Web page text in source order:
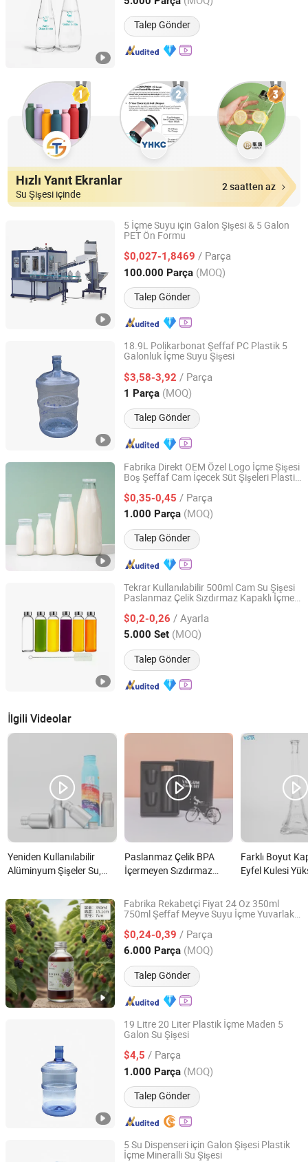
Talep Gönder
Jiangsu, China Fiyat 2018
Hızlı Yanıt Ekranlar
Su Şişesi içinde
2 saatten az
5 İçme Suyu için Galon Şişesi & 5 Galon
PET Ön Formu
$0,027-1,8469 / Parça
100.000 Parça (MOQ)
Talep Gönder
Changshengda Machinery (Zhejiang) Co., Ltd.
Zhejiang, China Fiyat 2005
18.9L Polikarbonat Şeffaf PC Plastik 5
Galonluk İçme Suyu Şişesi
$3,58-3,92 / Parça
1 Parça (MOQ)
Talep Gönder
Shenzhen Shine Dew Technology Co., Ltd.
Guangdong, China Fiyat 2006
Fabrika Direkt OEM Özel Logo İçme Şişesi
Boş Şeffaf Cam İçecek Süt Şişeleri Plastik
$0,35-0,45 / Parça
1.000 Parça (MOQ)
Talep Gönder
Xuzhou Honghua Glass Technology Co., Ltd.
Jiangsu, China Fiyat 2025
Tekrar Kullanılabilir 500ml Cam Su Şişesi
Paslanmaz Çelik Sızdırmaz Kapaklı İçme
$0,2-0,26 / Ayarla
5.000 Set (MOQ)
Talep Gönder
Xuzhou Huajing Glass Products Co., Ltd.
Jiangsu, China Fiyat 2015
İlgili Videolar
Yeniden Kullanılabilir
Alüminyum Şişeler Su,
Taşınabilir nedir?
Paslanmaz Çelik BPA
İçermeyen Sızdırmaz
Seti İçecek Kupaları
Modern Seyahat
Markalama Sıcak nedir?
Farklı Boyut
Eyfel Kulesi
Kapak nedir?
Fabrika Rekabetçi Fiyat 24 Oz 350ml
750ml Şeffaf Meyve Suyu İçme Yuvarlak
Logo Etiketi ile
$0,24-0,39 / Parça
6.000 Parça (MOQ)
Talep Gönder
Zhonghai(Tianjin)International Trade CO,LTD
Tianjin, China Fiyat 2024
19 Litre 20 Liter Plastik İçme Maden 5
Galon Su Şişesi
$4,5 / Parça
1.000 Parça (MOQ)
Talep Gönder
Zhuhai Jialin Packaging Products Co., Ltd.
Guangdong, China Fiyat 2024
5 Su Dispenseri için Galon Şişesi Plastik
İçme Mineralli Su Şişesi